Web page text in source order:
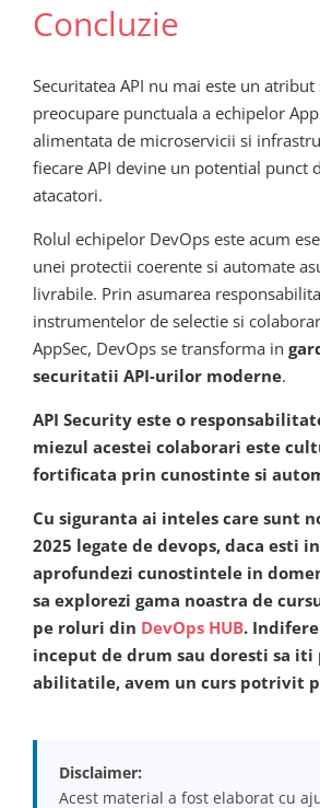
Concluzie
Securitatea API nu mai este un
preocupare punctuala a echipelor
alimentata de microservicii si
fiecare API devine un potential punct
atacatori.
Rolul echipelor DevOps este acum
unei protectii coerente si automate
livrabile. Prin asumarea
instrumentelor de selectie si
AppSec, DevOps se transforma in
securitatii API-urilor moderne.
API Security este o
miezul acestei colaborari este
fortificata prin cunostinte si
Cu siguranta ai inteles care sunt
2025 legate de devops, daca esti
aprofundezi cunostintele in
sa explorezi gama noastra de
pe roluri din DevOps HUB.
inceput de drum sau doresti sa iti
abilitatile, avem un curs potrivit
Disclaimer:
Acest material a fost elaborat cu